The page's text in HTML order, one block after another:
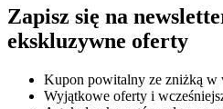
Zapisz się na
ekskluzywne oferty
Kupon powitalny ze zniżką w
Wyjątkowe oferty i